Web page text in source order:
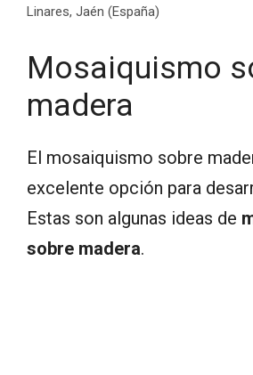
Linares, Jaén (España)
Mosaiquismo
madera
El mosaiquismo sobre
excelente opción para
Estas son algunas ideas de
sobre madera.